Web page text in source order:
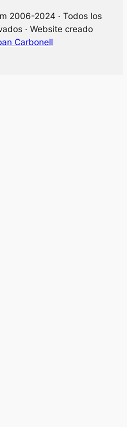
2006-2024 · Todos los
· Website creado
Carbonell